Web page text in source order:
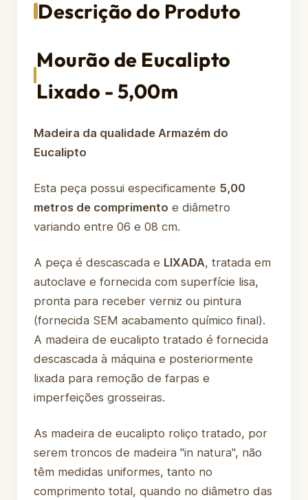
Descrição do Produto
Mourão de Eucalipto
Lixado - 5,00m
Madeira da qualidade Armazém do
Eucalipto
Esta peça possui especificamente 5,00
metros de comprimento e diâmetro
variando entre 06 e 08 cm.
A peça é descascada e LIXADA, tratada em
autoclave e fornecida com superfície lisa,
pronta para receber verniz ou pintura
(fornecida SEM acabamento químico final).
A madeira de eucalipto tratado é fornecida
descascada à máquina e posteriormente
lixada para remoção de farpas e
imperfeições grosseiras.
As madeira de eucalipto roliço tratado, por
serem troncos de madeira "in natura", não
têm medidas uniformes, tanto no
comprimento total, quando no diâmetro das